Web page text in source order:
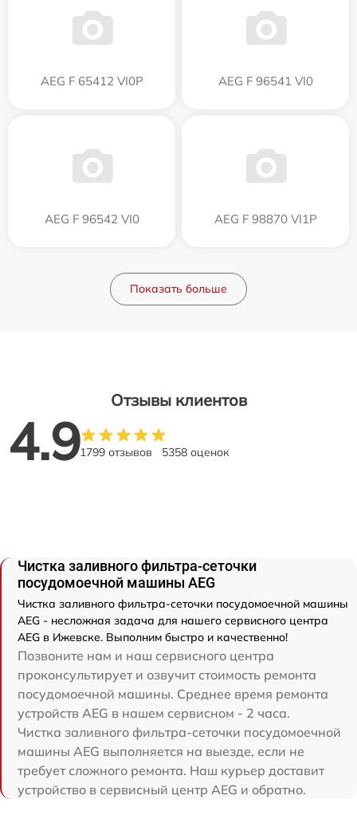
AEG F 65412 VI0P AEG F 96541 VI0
AEG F 96542 VI0 AEG F 98870 VI1P
Показать больше
Отзывы клиентов
4.91799 отзывов 5358 оценок
Чистка заливного фильтра-сеточки
посудомоечной машины AEG
Чистка заливного фильтра-сеточки посудомоечной машины
AEG - несложная задача для нашего сервисного центра
AEG в Ижевске. Выполним быстро и качественно!
Позвоните нам и наш сервисного центра
проконсультирует и озвучит стоимость ремонта
посудомоечной машины. Среднее время ремонта
устройств AEG в нашем сервисном - 2 часа.
Чистка заливного фильтра-сеточки посудомоечной
машины AEG выполняется на выезде, если не
требует сложного ремонта. Наш курьер доставит
устройство в сервисный центр AEG и обратно.